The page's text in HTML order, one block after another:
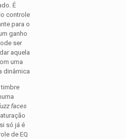
É
controle
para o
ganho
ser
aquela
uma
dinâmica
faces
só já é
de EQ